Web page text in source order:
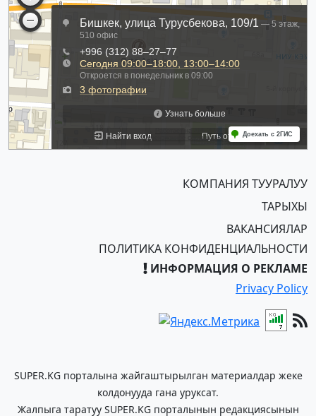
КОМПАНИЯ ТУУРАЛУУ
ТАРЫХЫ
ВАКАНСИЯЛАР
ПОЛИТИКА КОНФИДЕНЦИАЛЬНОСТИ
ИНФОРМАЦИЯ О РЕКЛАМЕ
Privacy Policy
SUPER.KG порталына жайгаштырылган материалдар жеке
колдонууда гана уруксат.
Жалпыга таратуу SUPER.KG порталынын редакциясынын